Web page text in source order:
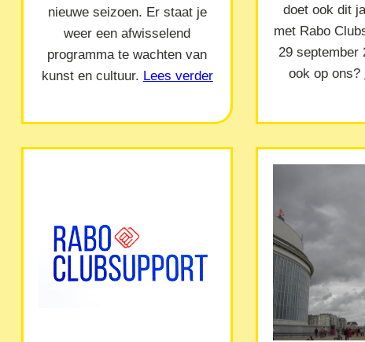
nieuwe seizoen. Er staat je
weer een afwisselend
programma te wachten van
kunst en cultuur. Lees verder
doet ook dit
met Rabo
29 september
ook op ons?